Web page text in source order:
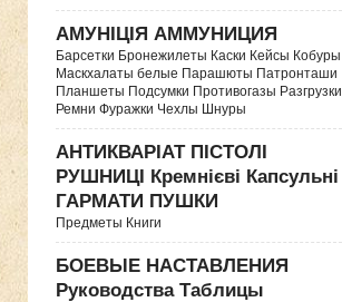
АМУНІЦІЯ АММУНИЦИЯ
Барсетки Бронежилеты Каски Кейсы Кобуры
Маскхалаты белые Парашюты Патронташи
Планшеты Подсумки Противогазы Разгрузки
Ремни Фуражки Чехлы Шнуры
АНТИКВАРІАТ ПІСТОЛІ
РУШНИЦІ Кремнієві Капсульні
ГАРМАТИ ПУШКИ
Предметы Книги
БОЕВЫЕ НАСТАВЛЕНИЯ
Руководства Таблицы